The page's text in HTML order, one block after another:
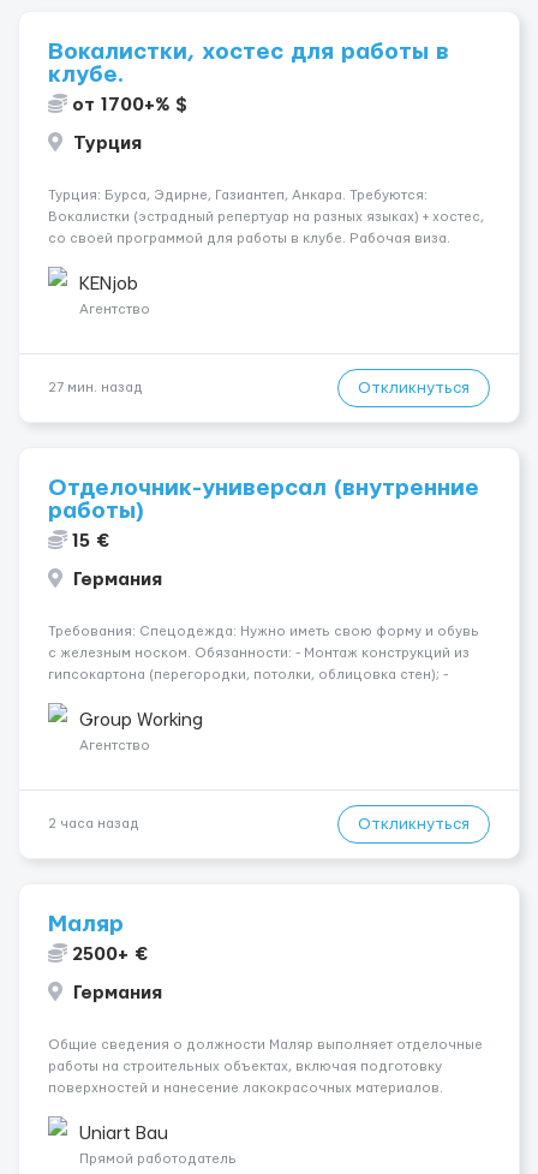
Вокалистки, хостес для работы в
клубе.
от 1700+% $
Турция
Турция: Бурса, Эдирне, Газиантеп, Анкара. Требуются:
Вокалистки (эстрадный репертуар на разных языках) + хостеc,
со своей программой для работы в клубе. Рабочая виза.
одного до трех месяцев. Мед. страховка. Высокая зарплат...
KENjob
Агентство
27 мин. назад Откликнуться
Отделочник-универсал (внутренние
работы)
15 €
Германия
Требования: Спецодежда: Нужно иметь свою форму и обувь
с железным носком. Обязанности: - Монтаж конструкций из
гипсокартона (перегородки, потолки, облицовка стен); -
малярных работ (шпатлевка, грунтовка, покраска); -
Штукатурные работы ...
Group Working
Агентство
2 часа назад Откликнуться
Маляр
2500+ €
Германия
Общие сведения о должности Маляр выполняет отделочные
работы на строительных объектах, включая подготовку
поверхностей и нанесение лакокрасочных материалов.
профессионалов на месте, приглашения делаем только для
профессионалов с доказательным портф...
Uniart Bau
Прямой работодатель